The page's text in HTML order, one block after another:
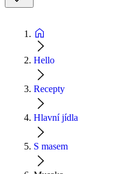
Hello
Recepty
Hlavní jídla
S masem